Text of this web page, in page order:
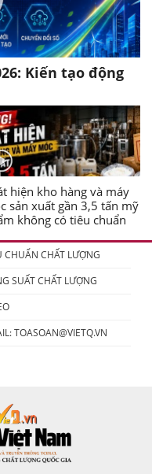
Kiến tạo động
hiện kho hàng và máy
sản xuất gần 3,5 tấn mỹ
không có tiêu chuẩn
CHUẨN CHẤT LƯỢNG
SUẤT CHẤT LƯỢNG
TOASOAN@VIETQ.VN